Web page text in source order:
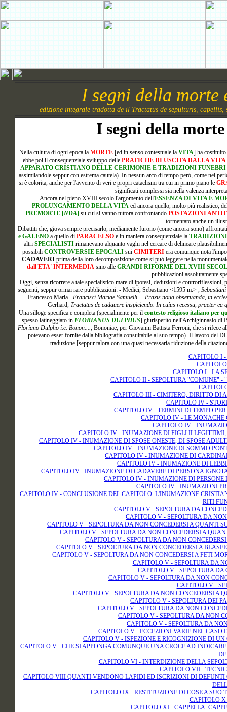
I segni della morte
edizione integrale tradotta de il Tractatus de sepulturis,
I segni della
Nella cultura di ogni epoca la MORTE [ed in senso contestuale la VITA] ha costituito
ebbe poi il consequenziale sviluppo delle PRATICHE DI USCITA DALLA VITA
APPARATO CRISTIANO DELLE CERIMONIE E TRADIZIONI FUNEBRI
assimilandole seppur con estrema cautela). In nessun arco di tempo però, come nel
si è colorita, anche per l'avvento di veri e propri cataclismi tra cui in primo piano le
significati complessi sia nella valenza
Ancoranel pieno XVIII secolo l'argomento dell'ESSENZA DI VITA E
PROLUNGAMENTO DELLA VITAed ancora quello, molto più realistico,
PREMORTE [NDA] su cui si vanno tuttora confrontando POSTAZIONI
tormentato anche un
Dibattiti che, giova sempre precisarlo, mediamente furono (come ancora sono)
e GALENOa quello di PARACELSOe in maniera consequenziale la
altri SPECIALISTIrimanevano alquanto vaghi nel cercare di delineare
possibili CONTROVERSIE EPOCALIsui CIMITERIera comunque nota
CADAVERI prima della loro decomposizione come si può leggere nella
dall'ETA' INTERMEDIA sino alle GRANDI RIFORME DEL XVIII
pubblicazioni assolutamente
Oggi, senza ricorrere a tale specialistico mare di ipotesi, deduzioni e
seguenti, seppur ormai rare pubblicazioni: - Medici, Sebastiano <1595 m.> ,
Francesco Maria - Francisci Mariae Samuelli ... Praxis noua obseruanda, in
Gerhard, Tractatus de cadauere inspiciendo. In cuius recessu, praeter
Unasilloge specifica e completa (specialmente per il contesto religioso italiano per
spesso latineggiato in FLORIANUS DULPHUS] giurisperito nell'Archiginnasio di
Floriano Dulpho i.c. Bonon...., Bononiae, per Giovanni Battista Ferroni, che si rifece
potevano esser fornite dalla bibliografia consultabile al suo tempo). Il lavoro del
traduzione [seppur talora con una quasi necessaria riduzione della
CAPITOLO I
CAPITOLO I - LA
CAPITOLO II - SEPOLTURA "COMUNE"
CAPITOLO III - CIMITERO, DIRITTO DI
CAPITOLO IV -
CAPITOLO IV - TERMINI DI TEMPO
CAPITOLO IV - LE MONACHE
CAPITOLO IV -
CAPITOLO IV - INUMAZIONE DI FIGLI ILLEGITTIMI,
CAPITOLO IV - INUMAZIONE DI SPOSE ONESTE, DI SPOSE
CAPITOLO IV - INUMAZIONE DI SOMMO
CAPITOLO IV - INUMAZIONE DI
CAPITOLO IV - INUMAZIONE DI
CAPITOLO IV - INUMAZIONE DI CADAVERE DI PERSONA
CAPITOLO IV - INUMAZIONE DI
CAPITOLO IV - INUMAZIONI
CAPITOLO IV - CONCLUSIONE DEL CAPITOLO: L'INUMAZIONE
RITI
CAPITOLO V - SEPOLTURA DA
CAPITOLO V - SEPOLTURA DA
CAPITOLO V - SEPOLTURA DA NON CONCEDERSI A QUANTI
CAPITOLO V - SEPOLTURA DA NON CONCEDERSI A
CAPITOLO V - SEPOLTURA DA NON
CAPITOLO V - SEPOLTURA DA NON CONCEDERSI A
CAPITOLO V - SEPOLTURA DA NON CONCEDERSI A FETI
CAPITOLO V - SEPOLTURA DA
CAPITOLO V - SEPOLTURA
CAPITOLO V - SEPOLTURA DA NON
CAPITOLO V -
CAPITOLO V - SEPOLTURA DA NON CONCEDERSI A
CAPITOLO V - SEPOLTURA DEI
CAPITOLO V - SEPOLTURA DA NON
CAPITOLO V - SEPOLTURA DA NON
CAPITOLO V - SEPOLTURA DA
CAPITOLO V - ECCEZIONI VARIE NEL CASO
CAPITOLO V - ISPEZIONE E RICOGNIZIONE DI
CAPITOLO V - CHE SI APPONGA COMUNQUE UNA CROCE AD
CAPITOLO VI - INTERDIZIONE DELLA
CAPITOLO VII -
CAPITOLO VIII QUANTI VENDONO LAPIDI ED ISCRIZIONI DI
CAPITOLO IX - RESTITUZIONE DI COSE A SUO
CAPITOLO
CAPITOLO XI - CAPPELLA -